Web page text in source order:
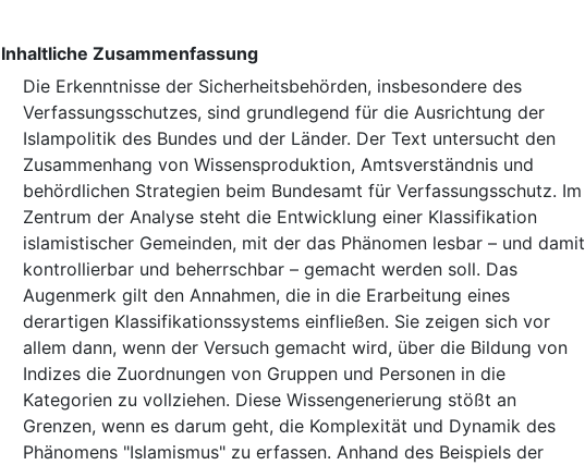
Inhaltliche Zusammenfassung
Die Erkenntnisse der Sicherheitsbehörden, insbesondere des
Verfassungsschutzes, sind grundlegend für die Ausrichtung der
Islampolitik des Bundes und der Länder. Der Text untersucht den
Zusammenhang von Wissensproduktion, Amtsverständnis und
behördlichen Strategien beim Bundesamt für Verfassungsschutz. Im
Zentrum der Analyse steht die Entwicklung einer Klassifikation
islamistischer Gemeinden, mit der das Phänomen lesbar – und damit
kontrollierbar und beherrschbar – gemacht werden soll. Das
Augenmerk gilt den Annahmen, die in die Erarbeitung eines
derartigen Klassifikationssystems einfließen. Sie zeigen sich vor
allem dann, wenn der Versuch gemacht wird, über die Bildung von
Indizes die Zuordnungen von Gruppen und Personen in die
Kategorien zu vollziehen. Diese Wissengenerierung stößt an
Grenzen, wenn es darum geht, die Komplexität und Dynamik des
Phänomens "Islamismus" zu erfassen. Anhand des Beispiels der